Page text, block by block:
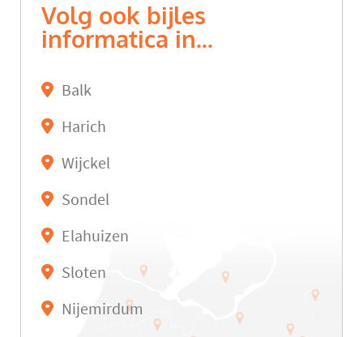
Volg ook bijles
informatica in...
Balk
Harich
Wijckel
Sondel
Elahuizen
Sloten
Nijemirdum